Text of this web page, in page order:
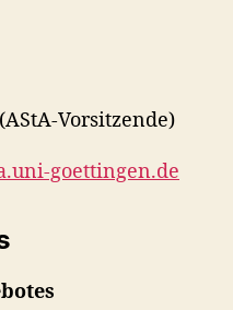
Vorsitzende)
goettingen.de